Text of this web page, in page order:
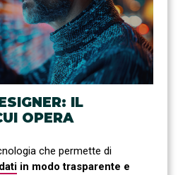
IL
OPERA
che permette di
dati in modo trasparente e